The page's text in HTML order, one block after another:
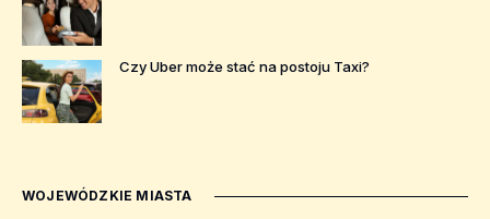
Czy Uber może stać na postoju Taxi?
WOJEWÓDZKIE MIASTA